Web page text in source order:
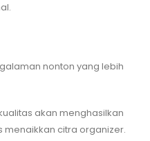
nonton yang lebih
akan menghasilkan
citra organizer.